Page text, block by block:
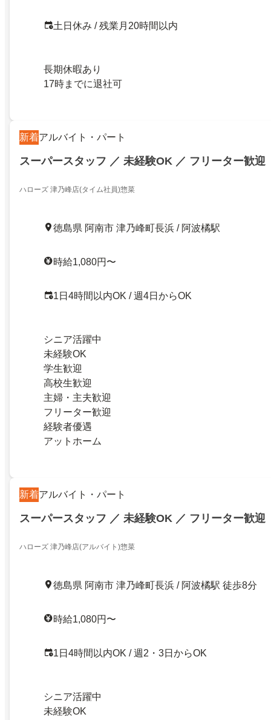
土日休み / 残業月20時間以内
長期休暇あり
17時までに退社可
新着アルバイト・パート
スーパースタッフ ／ 未経験OK ／ フリーター歓迎
ハローズ 津乃峰店(タイム社員)惣菜
徳島県 阿南市 津乃峰町長浜 / 阿波橘駅
時給1,080円〜
1日4時間以内OK / 週4日からOK
シニア活躍中
未経験OK
学生歓迎
高校生歓迎
主婦・主夫歓迎
フリーター歓迎
経験者優遇
アットホーム
新着アルバイト・パート
スーパースタッフ ／ 未経験OK ／ フリーター歓迎
ハローズ 津乃峰店(アルバイト)惣菜
徳島県 阿南市 津乃峰町長浜 / 阿波橘駅 徒歩8分
時給1,080円〜
1日4時間以内OK / 週2・3日からOK
シニア活躍中
未経験OK